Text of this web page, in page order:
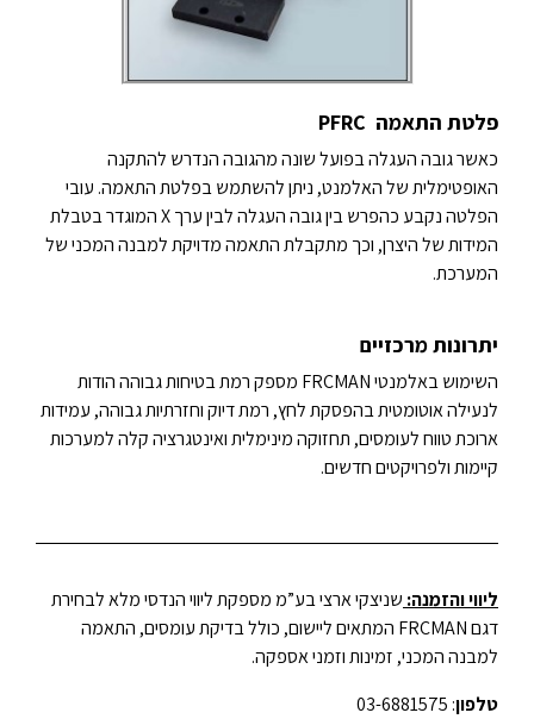
פלטת התאמה PFRC
כאשר גובה העגלה בפועל שונה מהגובה הנדרש להתקנה
האופטימלית של האלמנט, ניתן להשתמש בפלטת התאמה. עובי
הפלטה נקבע כהפרש בין גובה העגלה לבין ערך X המוגדר בטבלת
המידות של היצרן, וכך מתקבלת התאמה מדויקת למבנה המכני של
המערכת.
יתרונות מרכזיים
השימוש באלמנטי FRCMAN מספק רמת בטיחות גבוהה הודות
לנעילה אוטומטית בהפסקת לחץ, רמת דיוק וחזרתיות גבוהה, עמידות
ארוכת טווח לעומסים, תחזוקה מינימלית ואינטגרציה קלה למערכות
קיימות ולפרויקטים חדשים.
ליווי והזמנה: שניצקי ארצי בע”מ מספקת ליווי הנדסי מלא לבחירת
דגם FRCMAN המתאים ליישום, כולל בדיקת עומסים, התאמה
למבנה המכני, זמינות וזמני אספקה.
טלפון: 03-6881575